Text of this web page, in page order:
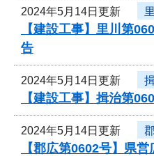
2024年5月14日更新
【建設工事】里川第
告
2024年5月14日更新
【建設工事】揖治第
2024年5月14日更新
【郡広第0602号】県